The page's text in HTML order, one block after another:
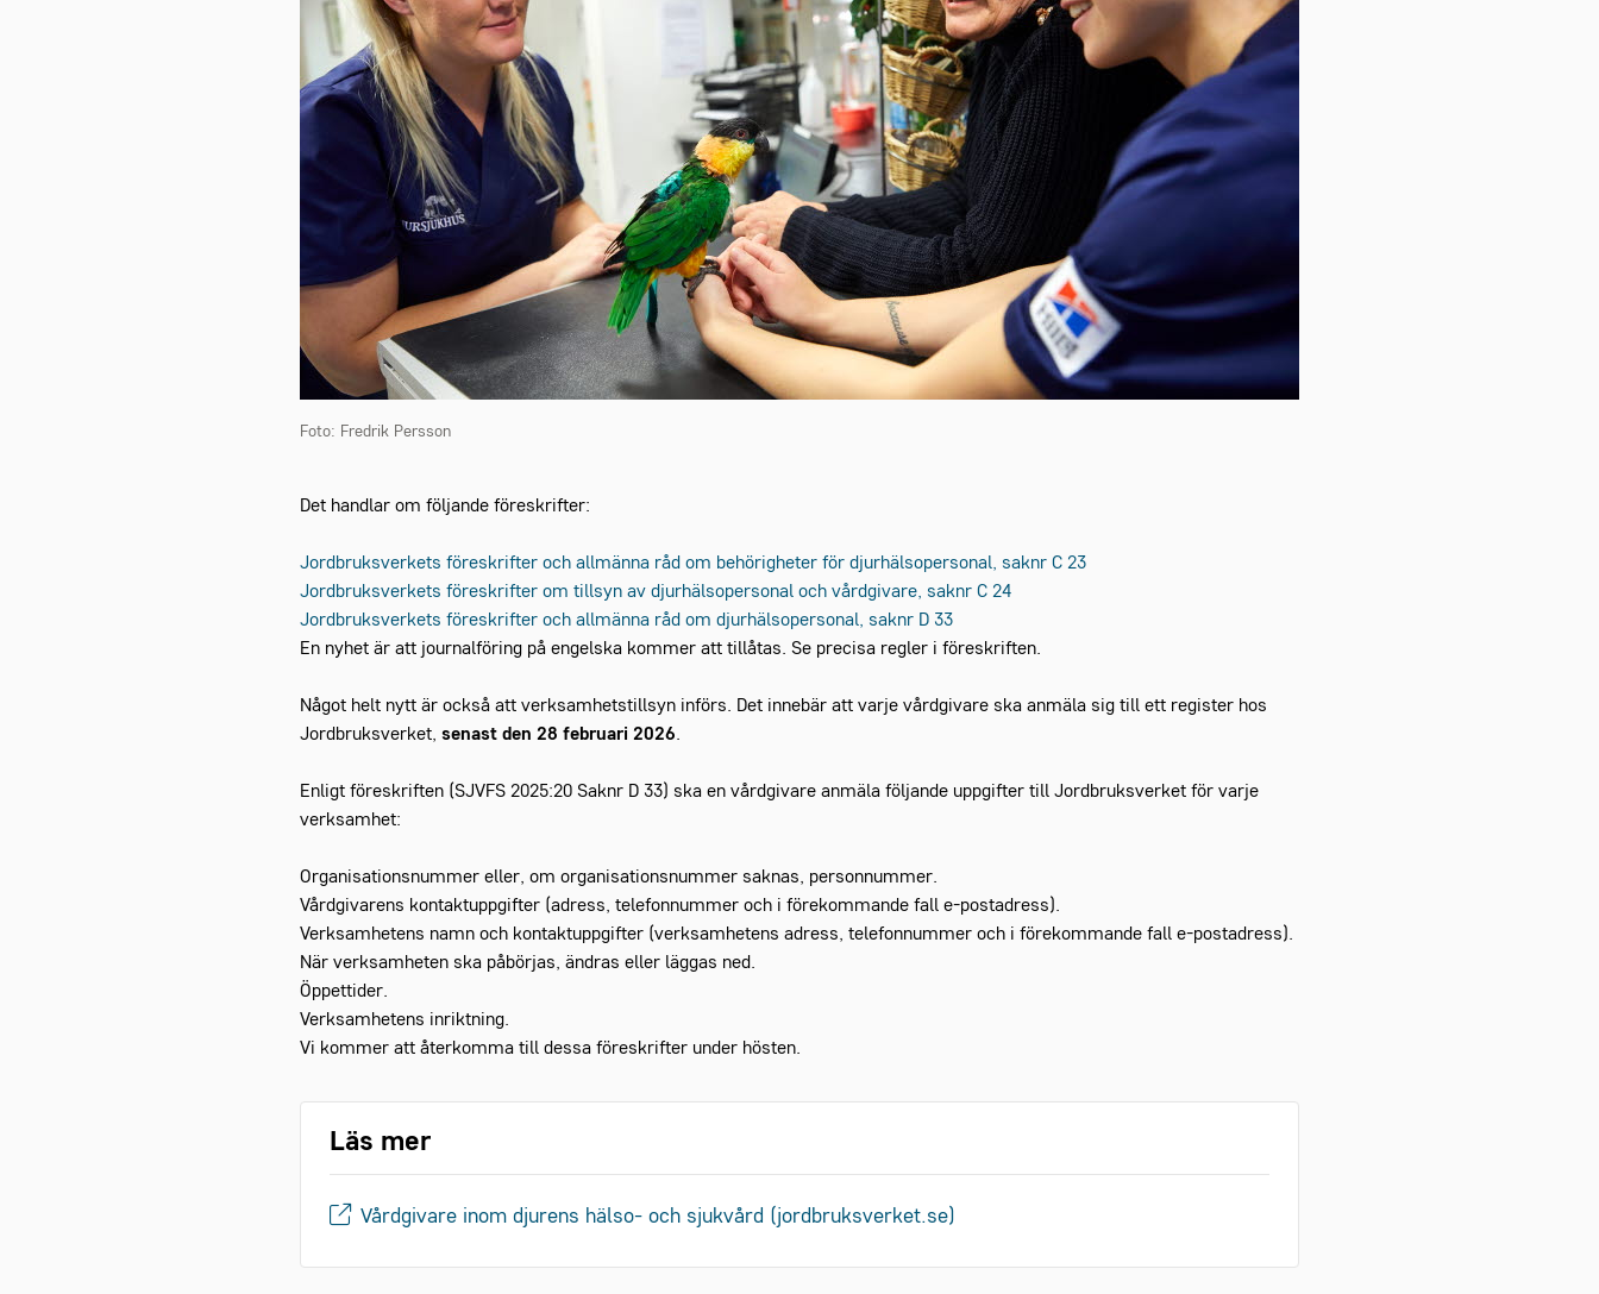
Foto: Fredrik Persson
Det handlar om följande föreskrifter:
Jordbruksverkets föreskrifter och allmänna råd om behörigheter för djurhälsopersonal, saknr C 23
Jordbruksverkets föreskrifter om tillsyn av djurhälsopersonal och vårdgivare, saknr C 24
Jordbruksverkets föreskrifter och allmänna råd om djurhälsopersonal, saknr D 33
En nyhet är att journalföring på engelska kommer att tillåtas. Se precisa regler i föreskriften.
Något helt nytt är också att verksamhetstillsyn införs. Det innebär att varje vårdgivare ska anmäla sig till ett register hos
Jordbruksverket, senast den 28 februari 2026.
Enligt föreskriften (SJVFS 2025:20 Saknr D 33) ska en vårdgivare anmäla följande uppgifter till Jordbruksverket för varje
verksamhet:
Organisationsnummer eller, om organisationsnummer saknas, personnummer.
Vårdgivarens kontaktuppgifter (adress, telefonnummer och i förekommande fall e-postadress).
Verksamhetens namn och kontaktuppgifter (verksamhetens adress, telefonnummer och i förekommande fall e-postadress).
När verksamheten ska påbörjas, ändras eller läggas ned.
Öppettider.
Verksamhetens inriktning.
Vi kommer att återkomma till dessa föreskrifter under hösten.
Läs mer
Vårdgivare inom djurens hälso- och sjukvård (jordbruksverket.se)